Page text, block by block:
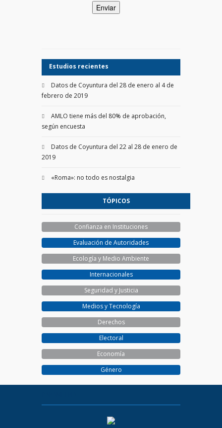
Estudios recientes
Datos de Coyuntura del 28 de enero al 4 de
febrero de 2019
AMLO tiene más del 80% de aprobación,
según encuesta
Datos de Coyuntura del 22 al 28 de enero de
2019
«Roma»: no todo es nostalgia
TÓPICOS
Confianza en Instituciones
Evaluación de Autoridades
Ecología y Medio Ambiente
Internacionales
Seguridad y Justicia
Medios y Tecnología
Derechos
Electoral
Economía
Género